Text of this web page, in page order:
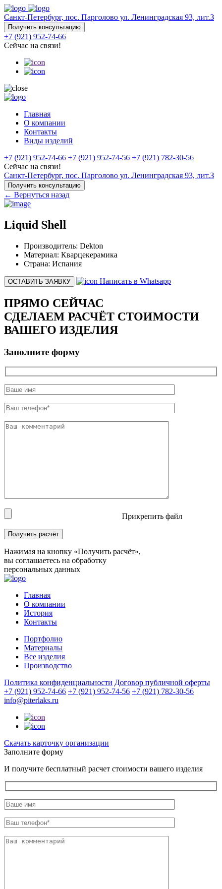
Санкт-Петербург, пос. Парголово ул. Ленинградская 93, лит.З
Получить консультацию
+7 (921) 952-74-66
Сейчас на связи!
Главная
О компании
Контакты
Виды изделий
+7 (921) 952-74-66 +7 (921) 952-74-56 +7 (921) 782-30-56
Сейчас на связи!
Санкт-Петербург, пос. Парголово ул. Ленинградская 93, лит.З
Получить консультацию
← Вернуться назад
Liquid Shell
Производитель: Dekton
Материал: Кварцекерамика
Страна: Испания
ОСТАВИТЬ ЗАЯВКУ Написать в Whatsapp
ПРЯМО СЕЙЧАС
СДЕЛАЕМ РАСЧЁТ СТОИМОСТИ
ВАШЕГО ИЗДЕЛИЯ
Заполните форму
Прикрепить файл
Нажимая на кнопку «Получить расчёт»,
вы соглашаетесь на обработку
персональных данных
Главная
О компании
История
Контакты
Портфолио
Материалы
Все изделия
Производство
Политика конфиденциальности Договор публичной оферты
+7 (921) 952-74-66 +7 (921) 952-74-56 +7 (921) 782-30-56
info@piterlaks.ru
Cкачать карточку организации
Заполните форму
И получите бесплатный расчет стоимости вашего изделия